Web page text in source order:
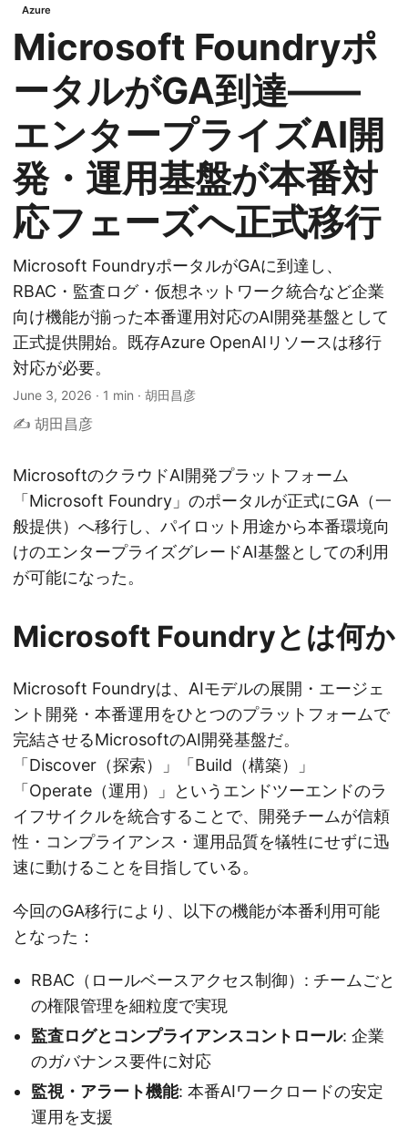
Azure
Microsoft Foundryポ
ータルがGA到達——
エンタープライズAI開
発・運用基盤が本番対
応フェーズへ正式移行
Microsoft FoundryポータルがGAに到達し、
RBAC・監査ログ・仮想ネットワーク統合など企業
向け機能が揃った本番運用対応のAI開発基盤として
正式提供開始。既存Azure OpenAIリソースは移行
対応が必要。
June 3, 2026 · 1 min · 胡田昌彦
✍️ 胡田昌彦
MicrosoftのクラウドAI開発プラットフォーム
「Microsoft Foundry」のポータルが正式にGA（一
般提供）へ移行し、パイロット用途から本番環境向
けのエンタープライズグレードAI基盤としての利用
が可能になった。
Microsoft Foundryとは何か
Microsoft Foundryは、AIモデルの展開・エージェ
ント開発・本番運用をひとつのプラットフォームで
完結させるMicrosoftのAI開発基盤だ。
「Discover（探索）」「Build（構築）」
「Operate（運用）」というエンドツーエンドのラ
イフサイクルを統合することで、開発チームが信頼
性・コンプライアンス・運用品質を犠牲にせずに迅
速に動けることを目指している。
今回のGA移行により、以下の機能が本番利用可能
となった：
RBAC（ロールベースアクセス制御）: チームごと
の権限管理を細粒度で実現
監査ログとコンプライアンスコントロール: 企業
のガバナンス要件に対応
監視・アラート機能: 本番AIワークロードの安定
運用を支援